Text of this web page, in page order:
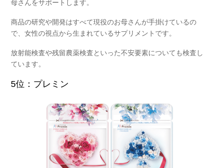
母さんをサポートします。
商品の研究や開発はすべて現役のお母さんが手掛けているの
で、女性の視点から生まれているサプリメントです。
放射能検査や残留農薬検査といった不安要素についても検査し
ています。
5位：プレミン